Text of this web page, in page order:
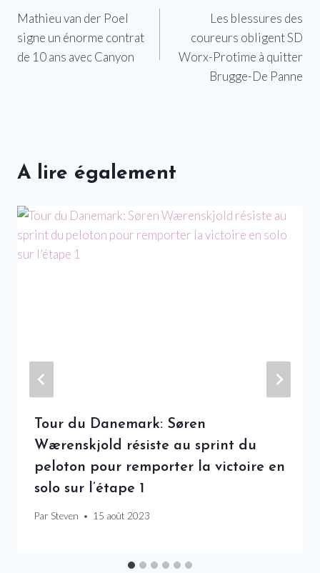
de
l’article
Mathieu van der Poel
signe un énorme contrat
de 10 ans avec Canyon
Les blessures des
coureurs obligent SD
Worx-Protime à quitter
Brugge-De Panne
A lire également
Tour du Danemark: Søren
Wærenskjold résiste au sprint du
peloton pour remporter la victoire en
solo sur l’étape 1
Par Steven 15 août 2023